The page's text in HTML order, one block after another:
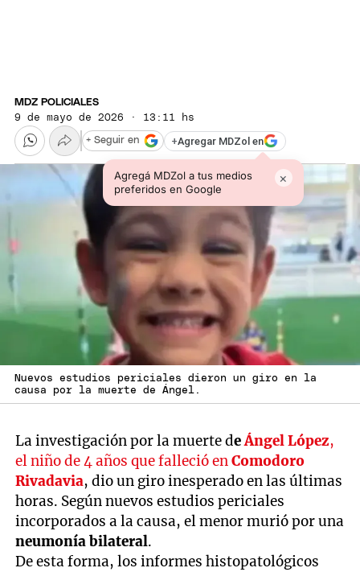
MDZ POLICIALES
9 de mayo de 2026 · 13:11 hs
+Agregar MDZol en
Agregá MDZol a tus medios
preferidos en Google
×
+ Seguir en
Nuevos estudios periciales dieron un giro en la
causa por la muerte de Ángel.
La investigación por la muerte deÁngel López,
el niño de 4 años que falleció enComodoro
Rivadavia, dio un giro inesperado en las últimas
horas. Según nuevos estudios periciales
incorporados a la causa, el menor murió por una
neumonía bilateral.
De esta forma, los informes histopatológicos